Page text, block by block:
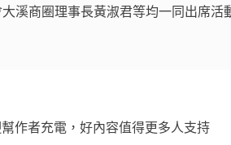
溪商圈理事長黃淑君等均一同出席活
作者充電，好內容值得更多人支持